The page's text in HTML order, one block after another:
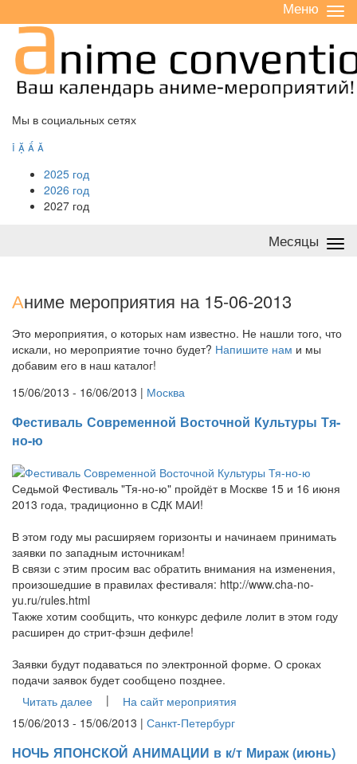
/
Меню
Мы в социальных сетях
   
2025 год
2026 год
2027 год
Месяцы
Аниме мероприятия на 15-06-2013
Это мероприятия, о которых нам известно. Не нашли того, что
искали, но мероприятие точно будет? Напишите нам и мы
добавим его в наш каталог!
15/06/2013 - 16/06/2013 | Москва
Фестиваль Современной Восточной Культуры Тя-
но-ю
Седьмой Фестиваль "Тя-но-ю" пройдёт в Москве 15 и 16 июня
2013 года, традиционно в СДК МАИ!
В этом году мы расширяем горизонты и начинаем принимать
заявки по западным источникам!
В связи с этим просим вас обратить внимания на изменения,
произошедшие в правилах фестиваля: http://www.cha-no-
yu.ru/rules.html
Также хотим сообщить, что конкурс дефиле лолит в этом году
расширен до стрит-фэшн дефиле!
Заявки будут подаваться по электронной форме. О сроках
подачи заявок будет сообщено позднее.
Читать далее
|
На сайт мероприятия
15/06/2013 - 15/06/2013 | Санкт-Петербург
НОЧЬ ЯПОНСКОЙ АНИМАЦИИ в к/т Мираж (июнь)